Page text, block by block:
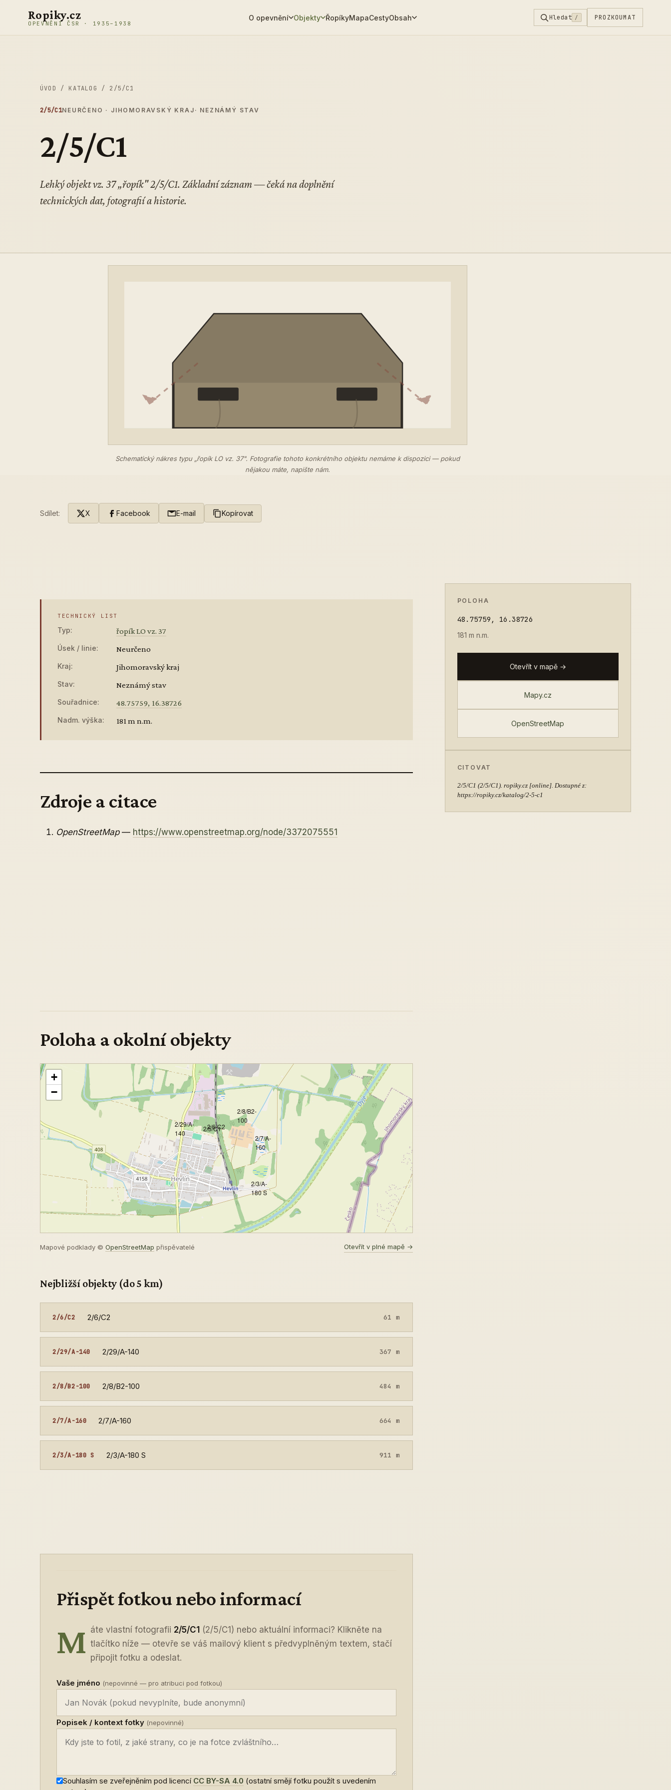
Ropiky.cz
OPEVNĚNÍ ČSR · 1935–1938
O opevnění Objekty ŘopíkyMapaCestyObsah Hledat / PROZKOUMAT
ÚVOD / KATALOG / 2/5/C1
2/5/C1NEURČENO · JIHOMORAVSKÝ KRAJ · NEZNÁMÝ STAV
2/5/C1
Lehký objekt vz. 37 „řopík" 2/5/C1. Základní záznam — čeká na doplnění
technických dat, fotografií a historie.
Schematický nákres typu „řopík LO vz. 37". Fotografie tohoto konkrétního objektu nemáme k dispozici — pokud
nějakou máte, napište nám.
Sdílet: X Facebook E-mail Kopírovat
TECHNICKÝ LIST
Typ: řopík LO vz. 37
Úsek / linie: Neurčeno
Kraj: Jihomoravský kraj
Stav: Neznámý stav
Souřadnice: 48.75759, 16.38726
Nadm. výška: 181 m n.m.
Zdroje a citace
OpenStreetMap— https://www.openstreetmap.org/node/3372075551
Poloha a okolní objekty
2/5/C1
2/6/C2
2/29/A-
140
2/8/B2-
100
2/7/A-
160
2/3/A-
180 S
+
−
Mapové podklady © OpenStreetMap přispěvatelé Otevřít v plné mapě →
Nejbližší objekty (do 5 km)
2/6/C2 2/6/C2 61 m
2/29/A-140 2/29/A-140 367 m
2/8/B2-100 2/8/B2-100 484 m
2/7/A-160 2/7/A-160 664 m
2/3/A-180 S 2/3/A-180 S 911 m
Přispět fotkou nebo informací
M áte vlastní fotografii 2/5/C1 (2/5/C1) nebo aktuální informaci? Klikněte na
tlačítko níže — otevře se váš mailový klient s předvyplněným textem, stačí
připojit fotku a odeslat.
Vaše jméno (nepovinné — pro atribuci pod fotkou)
Popisek / kontext fotky (nepovinné)
Souhlasím se zveřejněním pod licencí CC BY-SA 4.0 (ostatní smějí fotku použít s uvedením
POLOHA
48.75759, 16.38726
181 m n.m.
Otevřít v mapě →
Mapy.cz
OpenStreetMap
CITOVAT
2/5/C1 (2/5/C1). ropiky.cz [online]. Dostupné z:
https://ropiky.cz/katalog/2-5-c1